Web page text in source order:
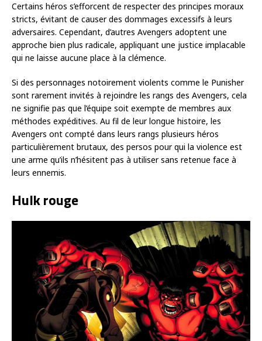
Certains héros s’efforcent de respecter des principes moraux
stricts, évitant de causer des dommages excessifs à leurs
adversaires. Cependant, d’autres Avengers adoptent une
approche bien plus radicale, appliquant une justice implacable
qui ne laisse aucune place à la clémence.
Si des personnages notoirement violents comme le Punisher
sont rarement invités à rejoindre les rangs des Avengers, cela
ne signifie pas que l’équipe soit exempte de membres aux
méthodes expéditives. Au fil de leur longue histoire, les
Avengers ont compté dans leurs rangs plusieurs héros
particulièrement brutaux, des persos pour qui la violence est
une arme qu’ils n’hésitent pas à utiliser sans retenue face à
leurs ennemis.
Hulk rouge